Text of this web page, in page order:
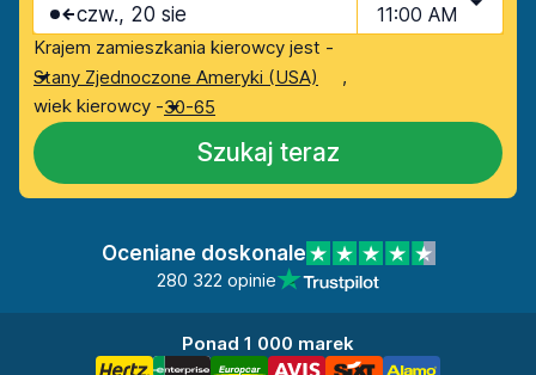
czw., 20 sie 11:00 AM
Krajem zamieszkania kierowcy jest -
Stany Zjednoczone Ameryki (USA)
,
wiek kierowcy -30-65
Szukaj teraz
Oceniane doskonale
280 322 opinie
Ponad 1 000 marek